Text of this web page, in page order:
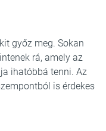
győz meg. Sokan
rá, amely az
ihatóbbá tenni. Az
is érdekes